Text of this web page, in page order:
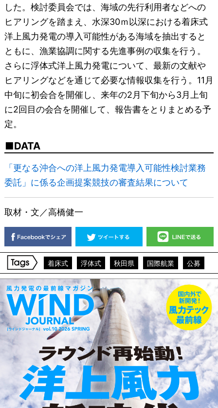
した。検討委員会では、海域の先行利用者などへの
ヒアリングを踏まえ、水深30ｍ以深における着床式
洋上風力発電の導入可能性がある海域を抽出すると
ともに、漁業協調に関する先進事例の収集を行う。
さらに浮体式洋上風力発電について、最新の文献や
ヒアリングなどを通じて必要な情報収集を行う。11月
中旬に初会合を開催し、来年の2月下旬から3月上旬
に2回目の会合を開催して、報告書をとりまとめる予
定。
DATA
「更なる沖合への洋上風力発電導入可能性検討業務
委託」に係る企画提案競技の審査結果について
取材・文／高橋健一
着床式 浮体式 秋田県 国際航業 公募